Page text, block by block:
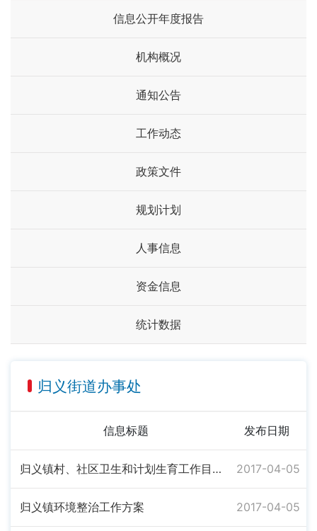
信息公开年度报告
机构概况
通知公告
工作动态
政策文件
规划计划
人事信息
资金信息
统计数据
归义街道办事处
信息标题 发布日期
归义镇村、社区卫生和计划生育工作目标考核办法 2017-04-05
归义镇环境整治工作方案 2017-04-05